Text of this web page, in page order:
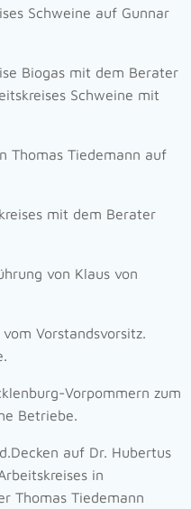
Schweine auf Gunnar
Biogas mit dem Berater
Schweine mit
Thomas Tiedemann auf
mit dem Berater
von Klaus von
Vorstandsvorsitz.
Vorpommern zum
Betriebe.
auf Dr. Hubertus
in
Thomas Tiedemann